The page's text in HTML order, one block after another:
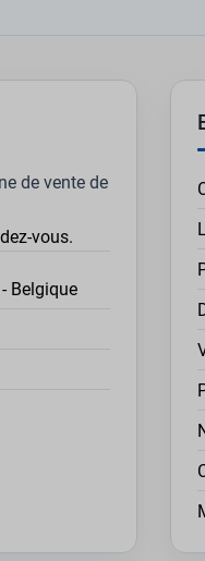
de vente de
vous.
Belgique